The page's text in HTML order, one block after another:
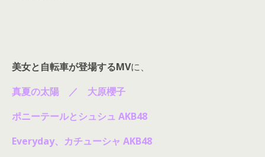
美女と自転車が登場するMVに、
真夏の太陽 ／ 大原櫻子
ポニーテールとシュシュ AKB48
Everyday、カチューシャ AKB48